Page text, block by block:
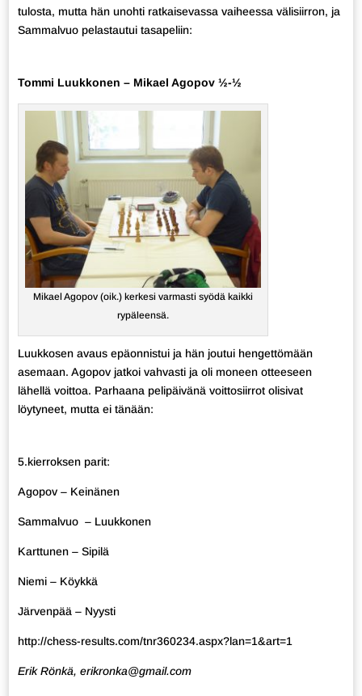
tulosta, mutta hän unohti ratkaisevassa vaiheessa välisiirron, ja
Sammalvuo pelastautui tasapeliin:
Tommi Luukkonen – Mikael Agopov ½-½
Mikael Agopov (oik.) kerkesi varmasti syödä kaikki
rypäleensä.
Luukkosen avaus epäonnistui ja hän joutui hengettömään
asemaan. Agopov jatkoi vahvasti ja oli moneen otteeseen
lähellä voittoa. Parhaana pelipäivänä voittosiirrot olisivat
löytyneet, mutta ei tänään:
5.kierroksen parit:
Agopov – Keinänen
Sammalvuo – Luukkonen
Karttunen – Sipilä
Niemi – Köykkä
Järvenpää – Nyysti
http://chess-results.com/tnr360234.aspx?lan=1&art=1
Erik Rönkä, erikronka@gmail.com